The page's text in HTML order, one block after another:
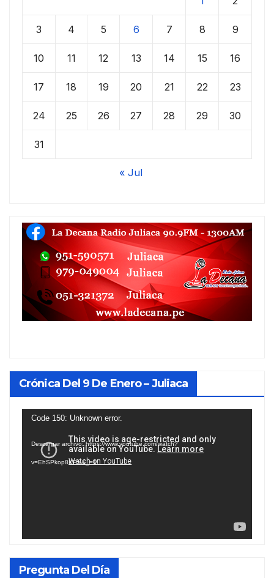
3 4 5 6 7 8 9
10 11 12 13 14 15 16
17 18 19 20 21 22 23
24 25 26 27 28 29 30
31
« Jul
Crónica Del 9 De Enero – Juliaca
Reproductor
vídeo
Code 150: Unknown error.
Descargar archivo: https://www.youtube.com/watch?
v=EhSPkop8KPY&_=1
Pregunta Del Día